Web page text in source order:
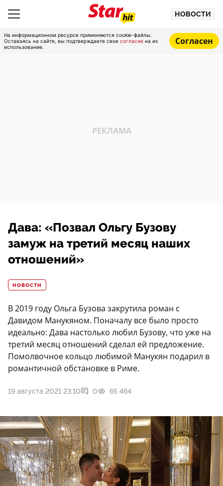
НОВОСТИ
На информационном ресурсе применяются cookie-файлы.
Оставаясь на сайте, вы подтверждаете свое согласие на их
использование.
Согласен
Дава: «Позвал Ольгу Бузову
замуж на третий месяц наших
отношений»
НОВОСТИ
В 2019 году Ольга Бузова закрутила роман с
Давидом Манукяном. Поначалу все было просто
идеально: Дава настолько любил Бузову, что уже на
третий месяц отношений сделал ей предложение.
Помолвочное кольцо любимой Манукян подарил в
романтичной обстановке в Риме.
19 августа 2021 23:10 0 65 464